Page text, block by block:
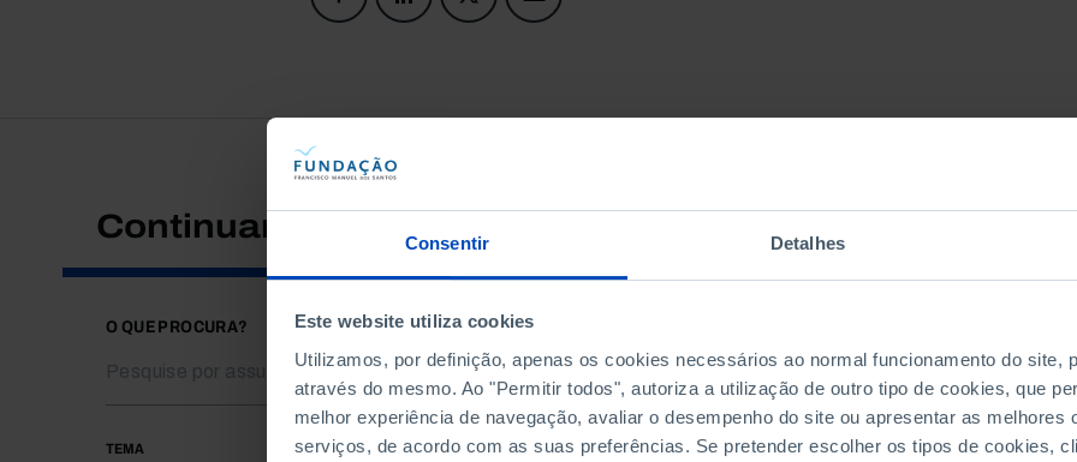
Consentir Detalhes
Este website utiliza cookies
Utilizamos, por definição, apenas os cookies necessários ao normal funcionamento do site,
através do mesmo. Ao "Permitir todos", autoriza a utilização de outro tipo de cookies, que
melhor experiência de navegação, avaliar o desempenho do site ou apresentar as melhores
serviços, de acordo com as suas preferências. Se pretender escolher os tipos de cookies,
Continuar a pesquisar
O QUE PROCURA?
TEMA